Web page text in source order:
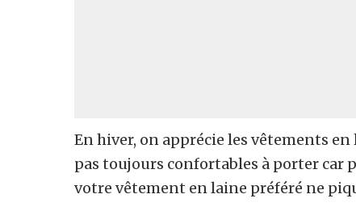
En hiver, on apprécie les vêtements
pas toujours confortables à porter car
votre vêtement en laine préféré ne